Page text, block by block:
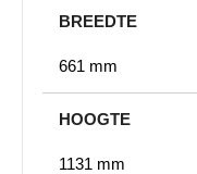
BREEDTE
661 mm
HOOGTE
1131 mm